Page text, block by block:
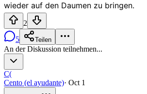
wieder auf den Daumen zu bringen.
2
5
Teilen
An der Diskussion teilnehmen...
C(
Cento (el ayudante)· Oct 1